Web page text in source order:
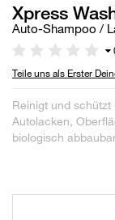
Xpress
Auto-Shampoo /
Teile uns als Erster
Reinigt und
Autolacken,
biologisch